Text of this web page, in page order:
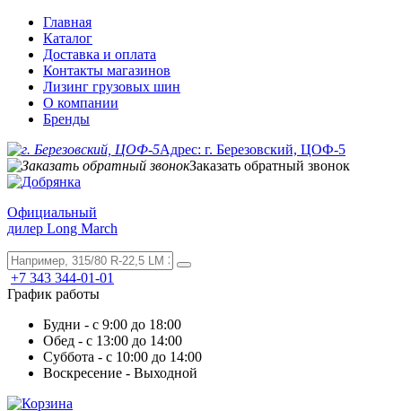
Главная
Каталог
Доставка и оплата
Контакты магазинов
Лизинг грузовых шин
О компании
Бренды
Адрес: г. Березовский, ЦОФ-5
Заказать обратный звонок
Официальный
дилер Long March
+7 343 344-01-01
График работы
Будни - с 9:00 до 18:00
Обед - с 13:00 до 14:00
Суббота - с 10:00 до 14:00
Воскресение - Выходной